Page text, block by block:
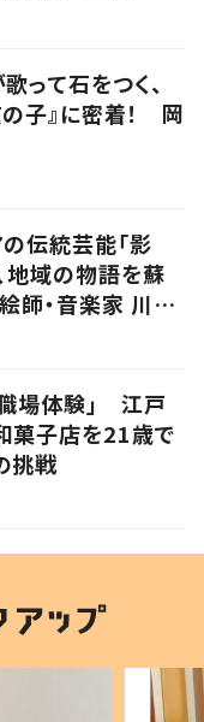
って石をつく、
子』に密着！ 岡
伝統芸能「影
地域の物語を蘇
師・音楽家 川村
場体験」 江戸
菓子店を21歳で
挑戦